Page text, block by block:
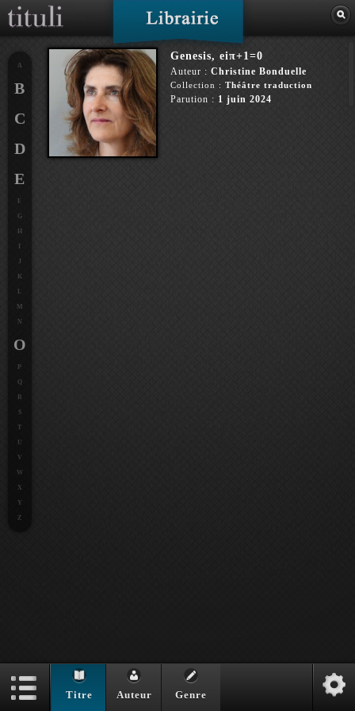
Genesis, eiπ+1=0
Auteur : Christine Bonduelle
Collection : Théâtre traduction
Parution : 1 juin 2024
A
B
C
D
E
F
G
H
J
K
L
M
N
O
P
Q
R
S
T
U
V
W
X
Y
Z
Titre Auteur Genre